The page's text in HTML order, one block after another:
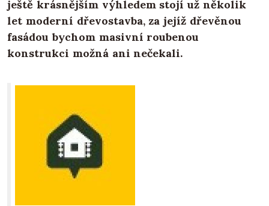
ještě krásnějším výhledem stojí už několik
let moderní dřevostavba, za jejíž dřevěnou
fasádou bychom masivní roubenou
konstrukci možná ani nečekali.